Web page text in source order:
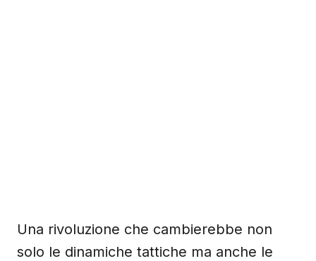
Una rivoluzione che cambierebbe non
solo le dinamiche tattiche ma anche le